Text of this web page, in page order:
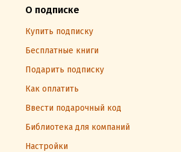
О подписке
Купить подписку
Бесплатные книги
Подарить подписку
Как оплатить
Ввести подарочный код
Библиотека для компаний
Настройки